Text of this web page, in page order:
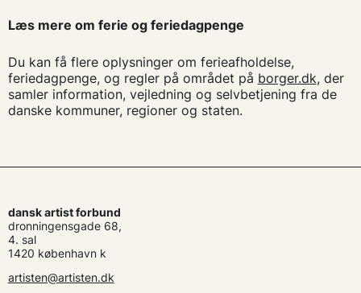
Læs mere om ferie og feriedagpenge
Du kan få flere oplysninger om ferieafholdelse,
feriedagpenge, og regler på området på borger.dk, der
samler information, vejledning og selvbetjening fra de
danske kommuner, regioner og staten.
dansk artist forbund
dronningensgade 68,
4. sal
1420 københavn k
artisten@artisten.dk